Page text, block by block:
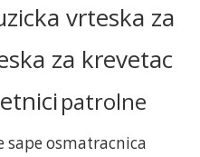
vrteska za
za krevetac
patrolne
sape osmatracnica